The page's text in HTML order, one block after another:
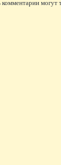
могут